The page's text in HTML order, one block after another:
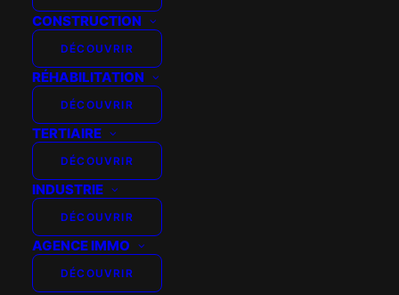
CONSTRUCTION
DÉCOUVRIR
RÉHABILITATION
DÉCOUVRIR
TERTIAIRE
DÉCOUVRIR
INDUSTRIE
DÉCOUVRIR
AGENCE IMMO
DÉCOUVRIR
AFFICHER LES FILTRES